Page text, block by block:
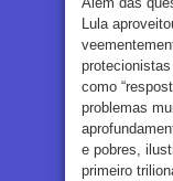
Lula
como
problemas
e pobres,
primeiro